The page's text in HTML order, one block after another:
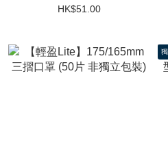
立包裝)
HK$51.00